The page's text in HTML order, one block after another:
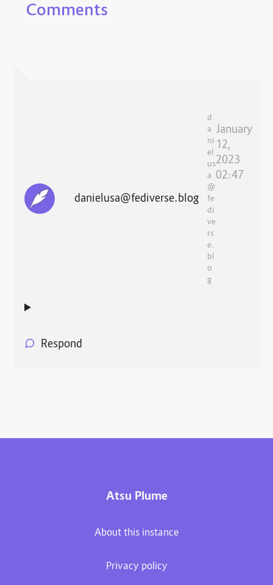
Comments
danielusa@fediverse.blog
d
a
ni
el
us
a
@
fe
di
ve
rs
e.
bl
o
g
January
12,
2023
02:47
Respond
Atsu Plume
About this instance
Privacy policy